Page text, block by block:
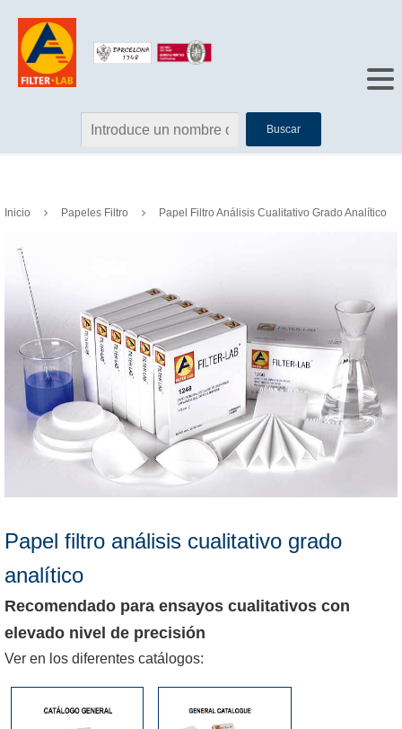
Buscar
Inicio Papeles Filtro Papel Filtro Análisis Cualitativo Grado Analítico
Papel filtro análisis cualitativo grado
analítico
Recomendado para ensayos cualitativos con
elevado nivel de precisión
Ver en los diferentes catálogos: